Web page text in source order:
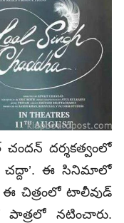
దర్శకత్వంలో
చద్దా’. ఈ సినిమాలో
చిత్రంలో టాలీవుడ్‌
నటించారు.